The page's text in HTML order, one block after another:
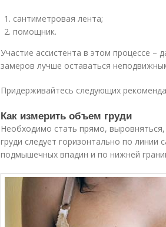
сантиметровая лента;
помощник.
Участие ассистента в этом процессе –
замеров лучше оставаться
Придерживайтесь следующих
Как измерить объем груди
Необходимо стать прямо,
груди следует горизонтально по
подмышечных впадин и по нижней